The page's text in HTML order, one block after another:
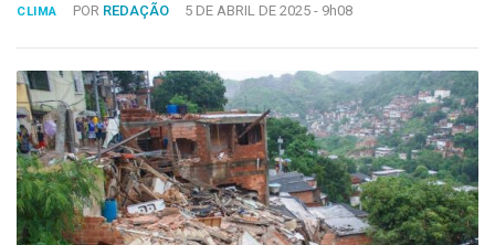
CONOSCO
Copyright
2024
Desenvolvido
por
Hesea
Tecnologia
CLIMA POR REDAÇÃO 5 DE ABRIL DE 2025 - 9h08